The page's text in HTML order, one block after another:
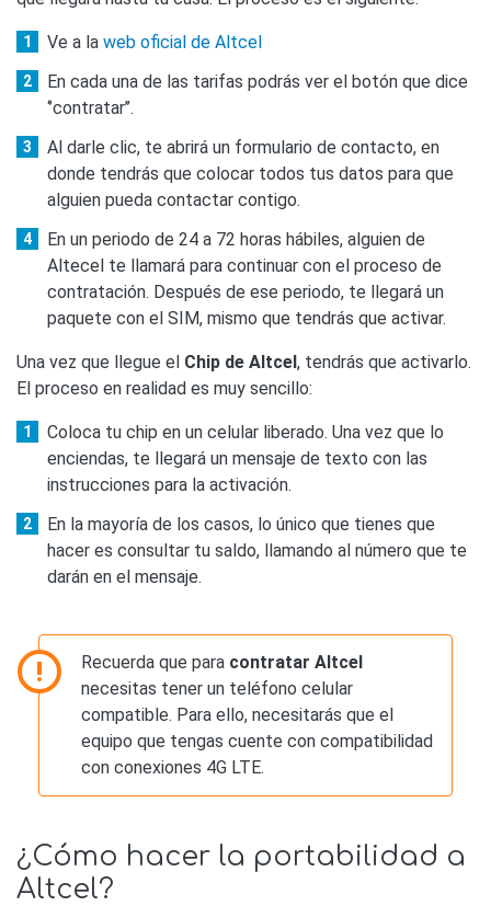
Ve a la web oficial de Altcel
En cada una de las tarifas podrás ver el botón que dice
‘’contratar’’.
Al darle clic, te abrirá un formulario de contacto, en
donde tendrás que colocar todos tus datos para que
alguien pueda contactar contigo.
En un periodo de 24 a 72 horas hábiles, alguien de
Altecel te llamará para continuar con el proceso de
contratación. Después de ese periodo, te llegará un
paquete con el SIM, mismo que tendrás que activar.
Una vez que llegue el Chip de Altcel , tendrás que activarlo.
El proceso en realidad es muy sencillo:
Coloca tu chip en un celular liberado. Una vez que lo
enciendas, te llegará un mensaje de texto con las
instrucciones para la activación.
En la mayoría de los casos, lo único que tienes que
hacer es consultar tu saldo, llamando al número que te
darán en el mensaje.
Recuerda que para contratar Altcel
necesitas tener un teléfono celular
compatible. Para ello, necesitarás que el
equipo que tengas cuente con compatibilidad
con conexiones 4G LTE.
¿Cómo hacer la portabilidad a
Altcel?